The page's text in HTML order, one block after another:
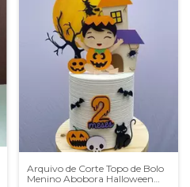
Arquivo de Corte Topo de Bolo
Menino Abobora Halloween